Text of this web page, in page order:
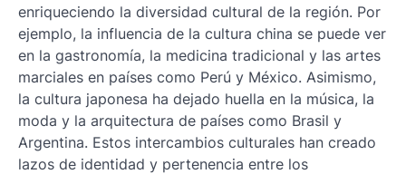
enriqueciendo la diversidad cultural de la región. Por
ejemplo, la influencia de la cultura china se puede ver
en la gastronomía, la medicina tradicional y las artes
marciales en países como Perú y México. Asimismo,
la cultura japonesa ha dejado huella en la música, la
moda y la arquitectura de países como Brasil y
Argentina. Estos intercambios culturales han creado
lazos de identidad y pertenencia entre los